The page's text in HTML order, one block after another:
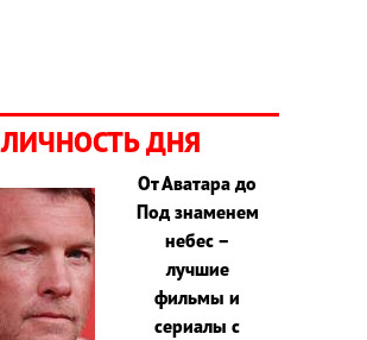
ЛИЧНОСТЬ ДНЯ
От Аватара до
Под знаменем
небес –
лучшие
фильмы и
сериалы с